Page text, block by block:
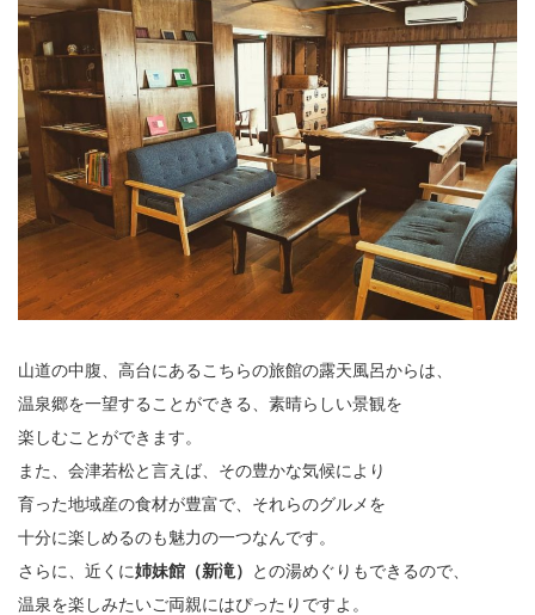
山道の中腹、高台にあるこちらの旅館の露天風呂からは、
温泉郷を一望することができる、素晴らしい景観を
楽しむことができます。
また、会津若松と言えば、その豊かな気候により
育った地域産の食材が豊富で、それらのグルメを
十分に楽しめるのも魅力の一つなんです。
さらに、近くに姉妹館（新滝）
との湯めぐりもできるので、
温泉を楽しみたいご両親にはぴったりですよ。